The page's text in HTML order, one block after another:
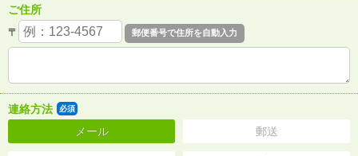
ご住所
〒
連絡方法 必須
メール 郵送